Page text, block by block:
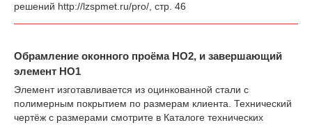
решений http://lzspmet.ru/pro/ , стр. 46
Обрамление оконного проёма НО2, и завершающий
элемент НО1
Элемент изготавливается из оцинкованной стали с
полимерным покрытием по размерам клиента. Технический
чертёж с размерами смотрите в Каталоге технических